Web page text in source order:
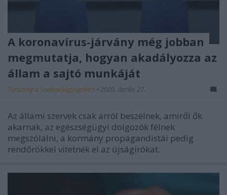
A koronavírus-járvány még jobban
megmutatja, hogyan akadályozza az
állam a sajtó munkáját
Társaság a Szabadságjogokért • 2020. április 27.
Az állami szervek csak arról beszélnek, amiről ők
akarnak, az egészségügyi dolgozók félnek
megszólalni, a kormány propagandistái pedig
rendőrökkel vitetnék el az újságírókat.